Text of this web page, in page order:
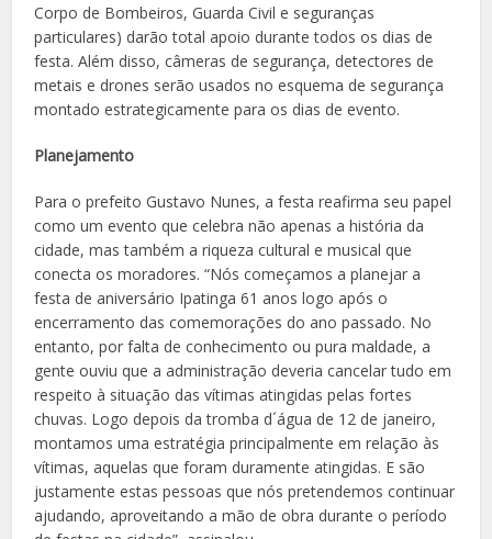
Corpo de Bombeiros, Guarda Civil e seguranças
particulares) darão total apoio durante todos os dias de
festa. Além disso, câmeras de segurança, detectores de
metais e drones serão usados no esquema de segurança
montado estrategicamente para os dias de evento.
Planejamento
Para o prefeito Gustavo Nunes, a festa reafirma seu papel
como um evento que celebra não apenas a história da
cidade, mas também a riqueza cultural e musical que
conecta os moradores. “Nós começamos a planejar a
festa de aniversário Ipatinga 61 anos logo após o
encerramento das comemorações do ano passado. No
entanto, por falta de conhecimento ou pura maldade, a
gente ouviu que a administração deveria cancelar tudo em
respeito à situação das vítimas atingidas pelas fortes
chuvas. Logo depois da tromba d´água de 12 de janeiro,
montamos uma estratégia principalmente em relação às
vítimas, aquelas que foram duramente atingidas. E são
justamente estas pessoas que nós pretendemos continuar
ajudando, aproveitando a mão de obra durante o período